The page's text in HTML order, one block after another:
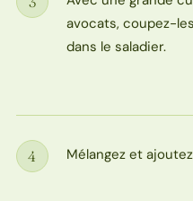
Étape
avocats, coupez-
dans le saladier.
Étape
4 Mélangez et